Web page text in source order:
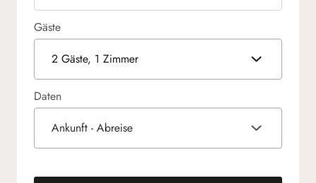
Gäste
2 Gäste, 1 Zimmer
Daten
Ankunft - Abreise